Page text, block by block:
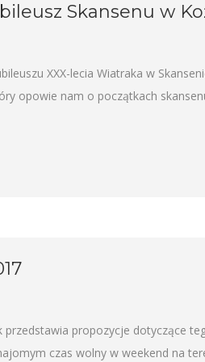
Skansenu w
XXX-lecia Wiatraka w
opowie nam o początkach
przedstawia propozycje dotyczące
czas wolny w weekend na